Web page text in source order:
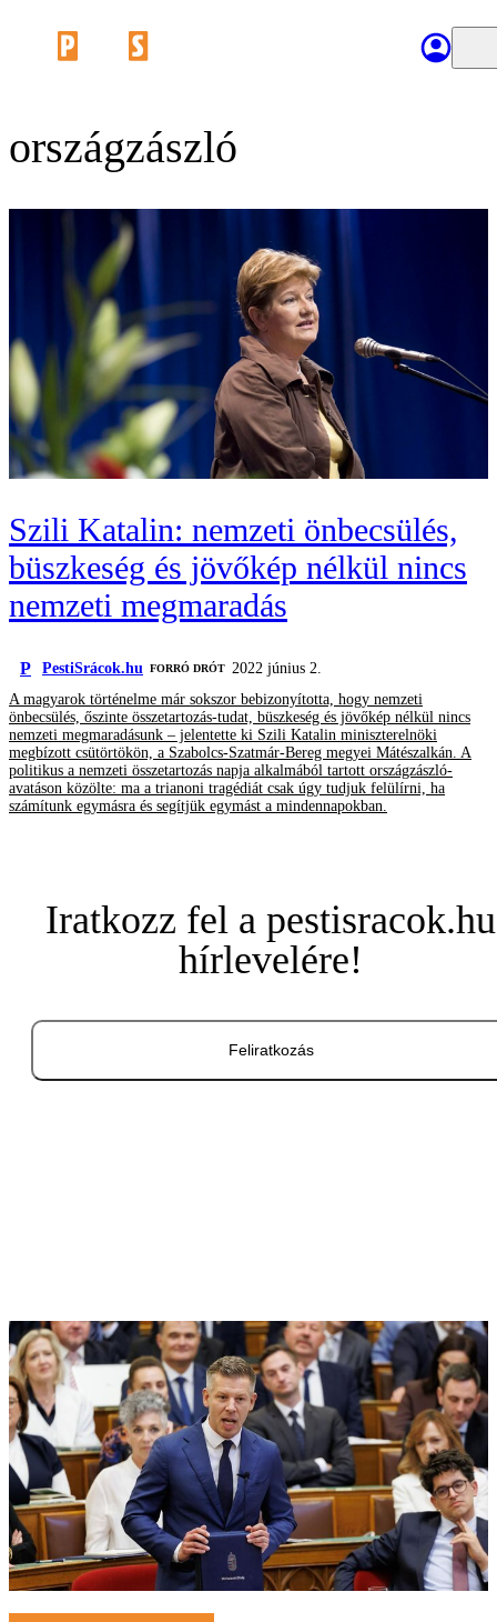
országzászló
Szili Katalin: nemzeti önbecsülés,
büszkeség és jövőkép nélkül nincs
nemzeti megmaradás
P PestiSrácok.hu FORRÓ DRÓT 2022 június 2.
A magyarok történelme már sokszor bebizonyította, hogy nemzeti
önbecsülés, őszinte összetartozás-tudat, büszkeség és jövőkép nélkül nincs
nemzeti megmaradásunk – jelentette ki Szili Katalin miniszterelnöki
megbízott csütörtökön, a Szabolcs-Szatmár-Bereg megyei Mátészalkán. A
politikus a nemzeti összetartozás napja alkalmából tartott országzászló-
avatáson közölte: ma a trianoni tragédiát csak úgy tudjuk felülírni, ha
számítunk egymásra és segítjük egymást a mindennapokban.
Iratkozz fel a pestisracok.hu
hírlevelére!
Feliratkozás